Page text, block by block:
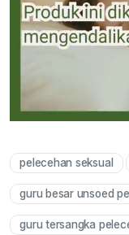
pelecehan seksual
guru besar unsoed
guru tersangka